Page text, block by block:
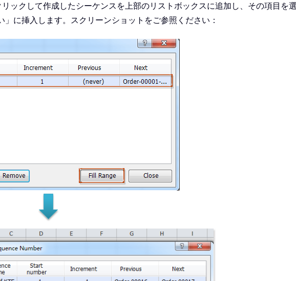
ックして作成したシーケンスを上部のリストボックスに追加し、その項目を選
に挿入します。スクリーンショットをご参照ください：